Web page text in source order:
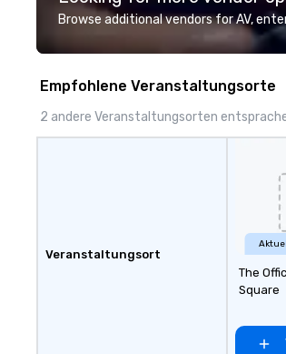
and support staff; you will know
Costa Limousine.
Browse additional vendors for AV,
Empfohlene Veranstaltungsorte
2 andere Veranstaltungsorten
Veranstaltungsort
The
Square